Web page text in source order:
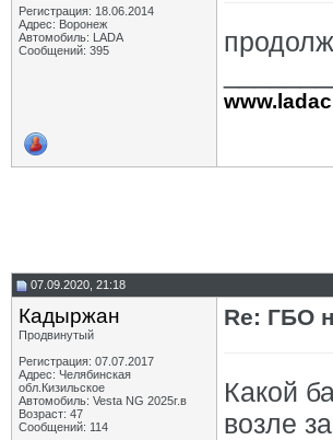
Регистрация: 18.06.2014
Адрес: Воронеж
Автомобиль: LADA
Сообщений: 395
07.09.2020, 21:18
Кадыржан
Продвинутый
Регистрация: 07.07.2017
Адрес: Челябинская
обл.Кизильское
Автомобиль: Vesta NG 2025г.в
Возраст: 47
Сообщений: 114
Re: ГБО
Какой
возле